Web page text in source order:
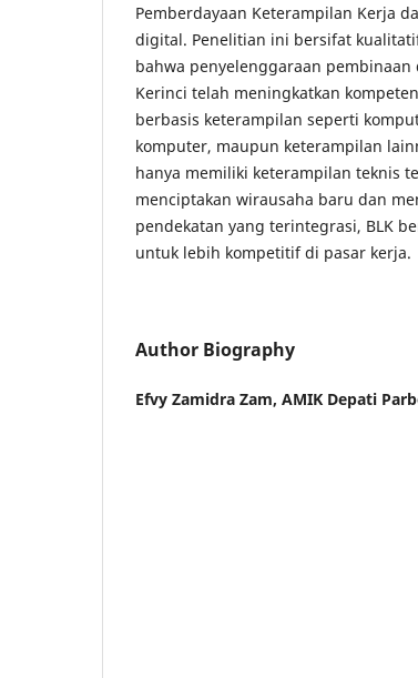
Pemberdayaan Keterampilan Kerja
digital. Penelitian ini bersifat
bahwa penyelenggaraan
Kerinci telah meningkatkan
berbasis keterampilan seperti
komputer, maupun keterampilan
hanya memiliki keterampilan teknis
menciptakan wirausaha baru dan
pendekatan yang terintegrasi, BLK
untuk lebih kompetitif di pasar kerja.
Author Biography
Efvy Zamidra Zam, AMIK Depati